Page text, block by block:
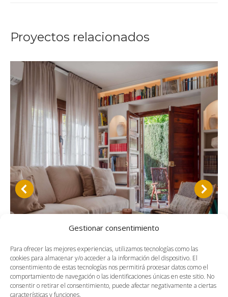
Gestionar consentimiento
Para ofrecer las mejores experiencias, utilizamos tecnologías como las
cookies para almacenar y/o acceder a la información del dispositivo. El
consentimiento de estas tecnologías nos permitirá procesar datos como el
comportamiento de navegación o las identificaciones únicas en este sitio. No
consentir o retirar el consentimiento, puede afectar negativamente a ciertas
características y funciones.
Proyectos relacionados
Carmen de mis abuelos